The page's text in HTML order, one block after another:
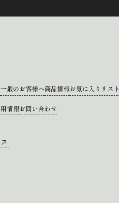
一般のお客様へ商品情報お気に入りリスト
情報お問い合わせ